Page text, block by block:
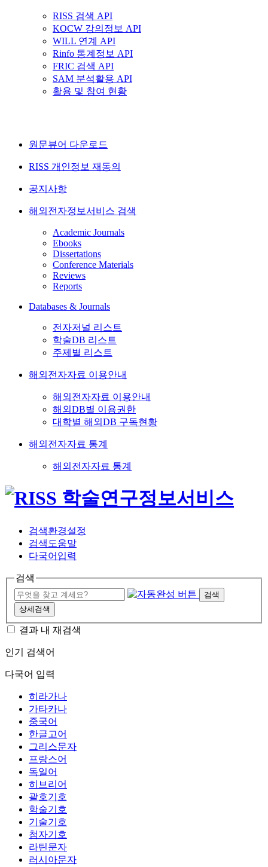
RISS 검색 API
KOCW 강의정보 API
WILL 연계 API
Rinfo 통계정보 API
FRIC 검색 API
SAM 분석활용 API
활용 및 참여 현황
원문뷰어 다운로드
RISS 개인정보 재동의
공지사항
해외전자정보서비스 검색
Academic Journals
Ebooks
Dissertations
Conference Materials
Reviews
Reports
Databases & Journals
전자저널 리스트
학술DB 리스트
주제별 리스트
해외전자자료 이용안내
해외전자자료 이용안내
해외DB별 이용권한
대학별 해외DB 구독현황
해외전자자료 통계
해외전자자료 통계
검색환경설정
검색도움말
다국어입력
검색
검색
상세검색
결과 내 재검색
인기 검색어
다국어 입력
히라가나
가타카나
중국어
한글고어
그리스문자
프랑스어
독일어
히브리어
괄호기호
학술기호
기술기호
첨자기호
라틴문자
러시아문자